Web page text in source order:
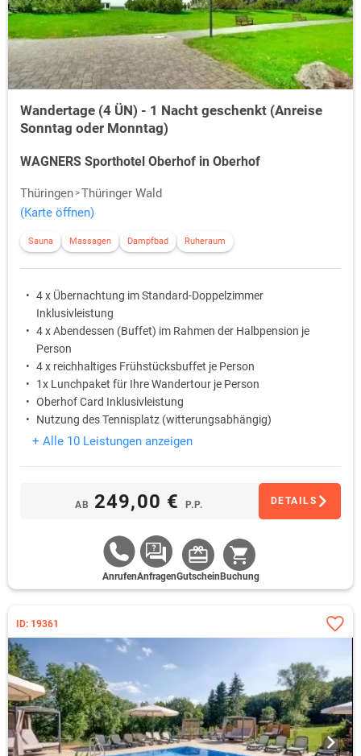
Wandertage (4 ÜN) - 1 Nacht geschenkt (Anreise
Sonntag oder Monntag)
WAGNERS Sporthotel Oberhof in Oberhof
Thüringen Thüringer Wald
(Karte öffnen)
Sauna Massagen Dampfbad Ruheraum
4 x Übernachtung im Standard-Doppelzimmer
Inklusivleistung
4 x Abendessen (Buffet) im Rahmen der Halbpension je
Person
4 x reichhaltiges Frühstücksbuffet je Person
1x Lunchpaket für Ihre Wandertour je Person
Oberhof Card Inklusivleistung
Nutzung des Tennisplatz (witterungsabhängig)
Inklusivleistung
+ Alle 10 Leistungen anzeigen
AB 249,00 € P.P. DETAILS
AnrufenAnfragenGutschein Buchung
ID: 19361